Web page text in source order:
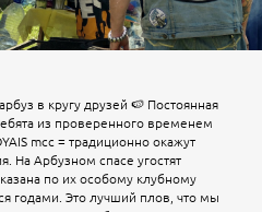
в кругу друзей 🍉 Постоянная
из проверенного временем
mcc = традиционно окажут
На Арбузном спасе угостят
по их особому клубному
годами. Это лучший плов, что мы